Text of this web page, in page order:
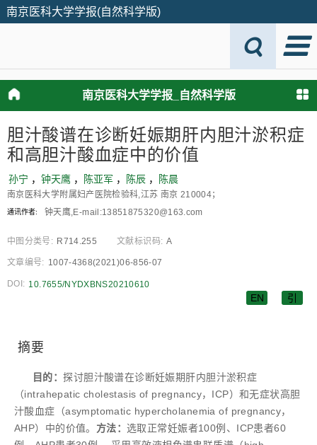
南京医科大学学报(自然科学版)
南京医科大学学报_自然科学版
引
EN
胆汁酸谱在诊断妊娠期肝内胆汁淤积症
和高胆汁酸血症中的价值
孙宁 ， 钟天鹰 ， 陈亚军 ， 陈辰 ， 陈晨
南京医科大学附属妇产医院检验科,江苏 南京 210004；
通讯作者: 钟天鹰,E⁃mail:13851875320@163.com
中图分类号: R714.255 文献标识码: A
文章编号: 1007-4368(2021)06-856-07
DOI: 10.7655/NYDXBNS20210610
摘要
目的：探讨胆汁酸谱在诊断妊娠期肝内胆汁淤积症
（intrahepatic cholestasis of pregnancy，ICP）和无症状高胆
汁酸血症（asymptomatic hypercholanemia of pregnancy，
AHP）中的价值。 方法：选取正常妊娠者100例、ICP患者60